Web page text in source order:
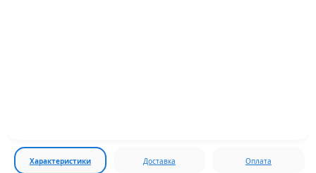
Характеристики Доставка Оплата